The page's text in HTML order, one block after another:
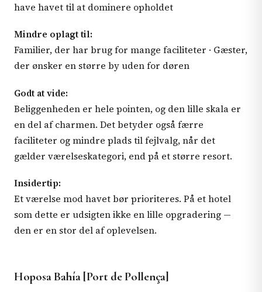
have havet til at dominere opholdet
Mindre oplagt til:
Familier, der har brug for mange faciliteter · Gæster,
der ønsker en større by uden for døren
Godt at vide:
Beliggenheden er hele pointen, og den lille skala er
en del af charmen. Det betyder også færre
faciliteter og mindre plads til fejlvalg, når det
gælder værelseskategori, end på et større resort.
Insidertip:
Et værelse mod havet bør prioriteres. På et hotel
som dette er udsigten ikke en lille opgradering —
den er en stor del af oplevelsen.
Hoposa Bahía [Port de Pollença]